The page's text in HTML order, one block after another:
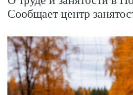
Сообщает центр